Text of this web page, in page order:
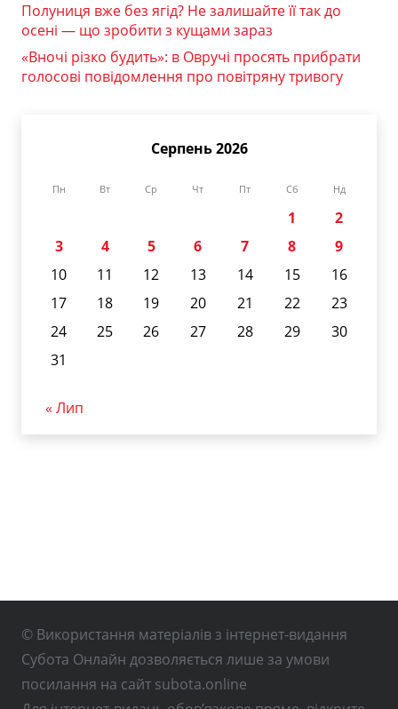
Полуниця вже без ягід? Не залишайте її так до
осені — що зробити з кущами зараз
«Вночі різко будить»: в Овручі просять прибрати
голосові повідомлення про повітряну тривогу
Серпень 2026
Пн Вт Ср Чт Пт Сб Нд
1
2
3
4 5 6 7 8
9
10
11 12 13 14 15
16
17
18 19 20 21 22
23
24
25 26 27 28 29
30
31
« Лип
© Використання матеріалів з інтернет-видання
Субота Онлайн дозволяється лише за умови
посилання на сайт subota.online